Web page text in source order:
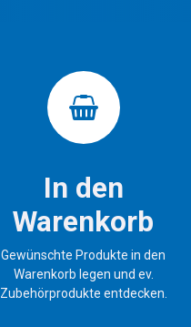
In den
Warenkorb
Gewünschte Produkte in den
Warenkorb legen und ev.
Zubehörprodukte entdecken.